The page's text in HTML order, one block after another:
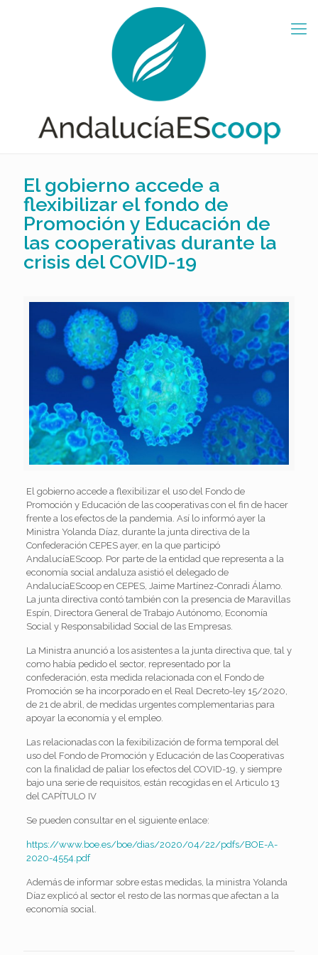
El gobierno accede a
flexibilizar el fondo de
Promoción y Educación de
las cooperativas durante la
crisis del COVID-19
El gobierno accede a flexibilizar el uso del Fondo de
Promoción y Educación de las cooperativas con el fin de hacer
frente a los efectos de la pandemia. Así lo informó ayer la
Ministra Yolanda Díaz, durante la junta directiva de la
Confederación CEPES ayer, en la que participó
AndalucíaEScoop. Por parte de la entidad que representa a la
economía social andaluza asistió el delegado de
AndalucíaEScoop en CEPES, Jaime Martínez-Conradi Álamo.
La junta directiva contó también con la presencia de Maravillas
Espín, Directora General de Trabajo Autónomo, Economía
Social y Responsabilidad Social de las Empresas.
La Ministra anunció a los asistentes a la junta directiva que, tal y
como había pedido el sector, representado por la
confederación, esta medida relacionada con el Fondo de
Promoción se ha incorporado en el Real Decreto-ley 15/2020,
de 21 de abril, de medidas urgentes complementarias para
apoyar la economía y el empleo.
Las relacionadas con la fexibilización de forma temporal del
uso del Fondo de Promoción y Educación de las Cooperativas
con la finalidad de paliar los efectos del COVID-19, y siempre
bajo una serie de requisitos, están recogidas en el Articulo 13
del CAPÍTULO IV
Se pueden consultar en el siguiente enlace:
https://www.boe.es/boe/dias/2020/04/22/pdfs/BOE-A-
2020-4554.pdf
Además de informar sobre estas medidas, la ministra Yolanda
Díaz explicó al sector el resto de las normas que afectan a la
economía social.